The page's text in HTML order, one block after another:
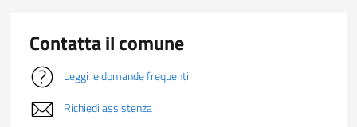
Contatta il comune
Leggi le domande frequenti
Richiedi assistenza